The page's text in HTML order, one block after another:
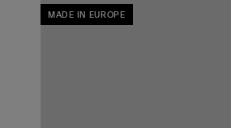
MADE IN EUROPE